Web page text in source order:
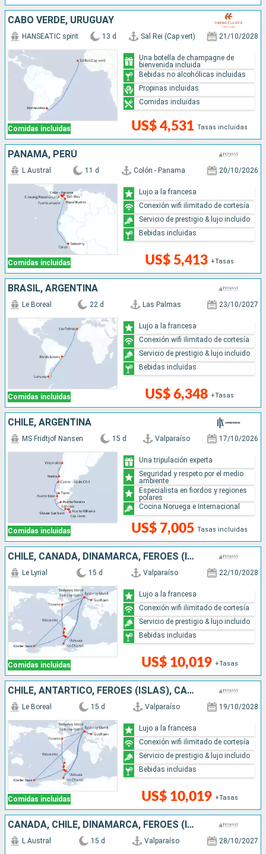
CABO VERDE, URUGUAY
Comidas incluidas
HANSEATIC spirit 13 d Sal Rei (Cap vert) 21/10/2028
US$ 4,531 Tasas incluidas
Una botella de champagne de
bienvenida incluida
Bebidas no alcohólicas incluidas
Propinas incluidas
Comidas incluidas
PANAMÁ, PERÚ
Comidas incluidas
L Austral 11 d Colón - Panama 20/10/2026
US$ 5,413 +Tasas
Lujo a la francesa
Conexión wifi ilimitado de cortesía
Servicio de prestigio & lujo incluido
Bebidas incluidas
BRASIL, ARGENTINA
Comidas incluidas
Le Boreal 22 d Las Palmas 23/10/2027
US$ 6,348 +Tasas
Lujo a la francesa
Conexión wifi ilimitado de cortesía
Servicio de prestigio & lujo incluido
Bebidas incluidas
CHILE, ARGENTINA
Comidas incluidas
MS Fridtjof Nansen 15 d Valparaíso 17/10/2026
US$ 7,005 Tasas incluidas
Una tripulación experta
Seguridad y respeto por el medio
ambiente
Especialista en fiordos y regiones
polares
Cocina Noruega e Internacional
CHILE, CANADÁ, DINAMARCA, FÉROES (ISLAS), ANTÁRTICO, ARGENTINA
Comidas incluidas
Le Lyrial 15 d Valparaíso 22/10/2028
US$ 10,019 +Tasas
Lujo a la francesa
Conexión wifi ilimitado de cortesía
Servicio de prestigio & lujo incluido
Bebidas incluidas
CHILE, ANTÁRTICO, FÉROES (ISLAS), CANADÁ, ARGENTINA, DINAMARCA
Comidas incluidas
Le Boreal 15 d Valparaíso 19/10/2028
US$ 10,019 +Tasas
Lujo a la francesa
Conexión wifi ilimitado de cortesía
Servicio de prestigio & lujo incluido
Bebidas incluidas
CANADÁ, CHILE, DINAMARCA, FÉROES (ISLAS), ANTÁRTICO, ARGENTINA
L Austral 15 d Valparaíso 28/10/2027